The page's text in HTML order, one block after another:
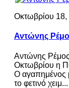
Οκτωβρίου
Αντώνης
Αντώνης
Οκτωβρίου η
Ο αγαπημένος
το φετινό χειμ...